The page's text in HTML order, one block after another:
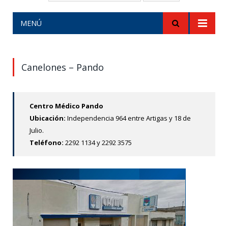
MENÚ
Canelones – Pando
Centro Médico Pando
Ubicación: Independencia 964 entre Artigas y 18 de
Julio.
Teléfono: 2292 1134 y 2292 3575